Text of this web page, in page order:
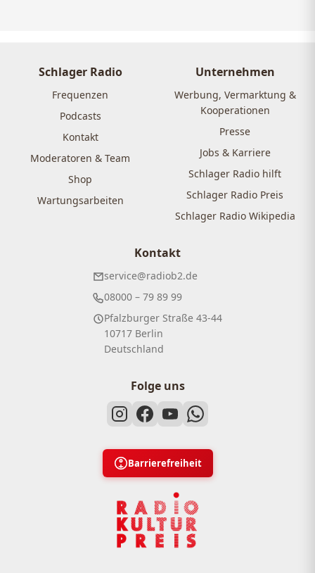
Schlager Radio
Frequenzen
Podcasts
Kontakt
Moderatoren & Team
Shop
Wartungsarbeiten
Unternehmen
Werbung, Vermarktung &
Kooperationen
Presse
Jobs & Karriere
Schlager Radio hilft
Schlager Radio Preis
Schlager Radio Wikipedia
Kontakt
service@radiob2.de
08000 – 79 89 99
Pfalzburger Straße 43-44
10717 Berlin
Deutschland
Folge uns
Barrierefreiheit